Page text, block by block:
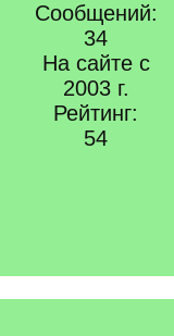
Сообщений:
34
На сайте с
2003 г.
Рейтинг:
54